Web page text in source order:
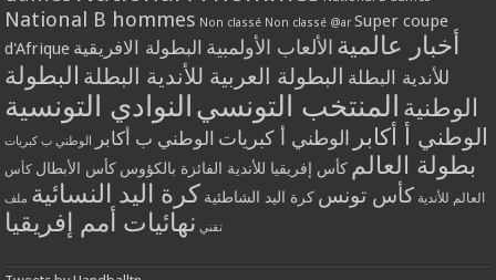
National B hommes Non classé Non classé @ar Super coupe
d'Afrique
أخبار عالمية الألعاب الأولمبية البطولة الافريقية
للأندية البطلة البطولة العربية للأندية البطلة البطولة
الوطنية المنتخب التونسي النوادي التونسية
الوطني أ أكابر الوطني أ كبريات الوطني ب أكابر الوطني ب كبريات
بطولة العالم كأس إفريقيا للأندية الفائزة بالكؤوس كأس الأبطال كأس
العالم للأندية كأس تونس كرة اليد الشاطئية كرة اليد النسائية ملف
تقني نهائيات أمم إفريقيا